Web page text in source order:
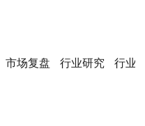
市场复盘 行业研究 行业